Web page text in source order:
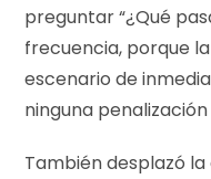
preguntar “¿Qué
frecuencia, porque
escenario de
ninguna
También desplazó